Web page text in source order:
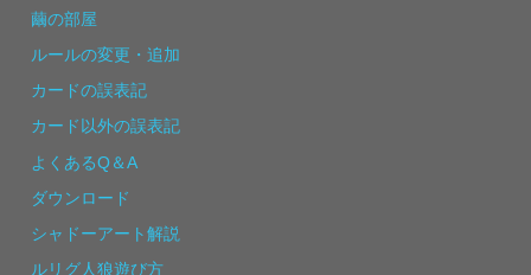
繭の部屋
ルールの変更・追加
カードの誤表記
カード以外の誤表記
よくあるQ＆A
ダウンロード
シャドーアート解説
ルリグ人狼遊び方